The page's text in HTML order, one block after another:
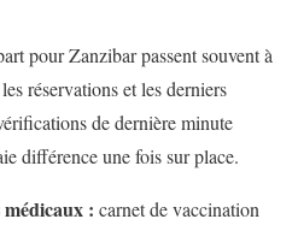
pour Zanzibar passent souvent à
réservations et les derniers
de dernière minute
différence une fois sur place.
médicaux : carnet de vaccination